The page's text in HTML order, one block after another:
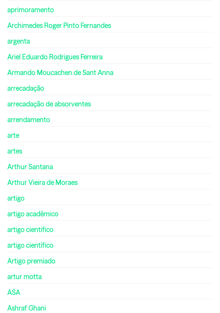
aprimoramento
Archimedes Roger Pinto Fernandes
argenta
Ariel Eduardo Rodrigues Ferreira
Armando Moucachen de Sant Anna
arrecadação
arrecadação de absorventes
arrendamento
arte
artes
Arthur Santana
Arthur Vieira de Moraes
artigo
artigo acadêmico
artigo cientifico
artigo científico
Artigo premiado
artur motta
ASA
Ashraf Ghani